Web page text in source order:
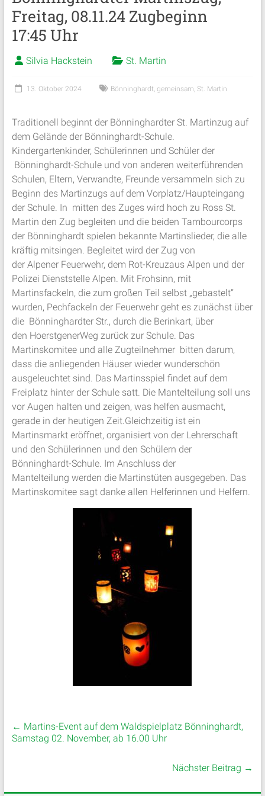
Freitag, 08.11.24 Zugbeginn
17:45 Uhr
Silvia Hackstein St. Martin
13. Oktober 2024 Bönninghardt, gemeinsam, St. Martin
Traditionell beginnt der Bönninghardter St. Martinzug auf
dem Gelände der Bönninghardt-Schule.
Kindergartenkinder, Schülerinnen und Schüler der
Bönninghardt-Schule und von anderen weiterführenden
Schulen, Eltern, Verwandte, Freunde versammeln sich zu
Beginn des Martinzugs auf dem Vorplatz/Haupteingang
der Schule. In mitten des Zuges wird hoch zu Ross St.
Martin den Zug begleiten und die beiden Tambourcorps
der Bönninghardt spielen bekannte Martinslieder, die alle
kräftig mitsingen. Begleitet wird der Zug von
der Alpener Feuerwehr, dem Rot-Kreuzaus Alpen und der
Polizei Dienststelle Alpen. Mit Frohsinn, mit
Martinsfackeln, die zum großen Teil selbst „gebastelt“
wurden, Pechfackeln der Feuerwehr geht es zunächst über
die Bönninghardter Str., durch die Berinkart, über
den HoerstgenerWeg zurück zur Schule. Das
Martinskomitee und alle Zugteilnehmer bitten darum,
dass die anliegenden Häuser wieder wunderschön
ausgeleuchtet sind. Das Martinsspiel findet auf dem
Freiplatz hinter der Schule satt. Die Mantelteilung soll uns
vor Augen halten und zeigen, was helfen ausmacht,
gerade in der heutigen Zeit.Gleichzeitig ist ein
Martinsmarkt eröffnet, organisiert von der Lehrerschaft
und den Schülerinnen und den Schülern der
Bönninghardt-Schule. Im Anschluss der
Mantelteilung werden die Martinstüten ausgegeben. Das
Martinskomitee sagt danke allen Helferinnen und Helfern.
← Martins-Event auf dem Waldspielplatz Bönninghardt,
Samstag 02. November, ab 16.00 Uhr
Nächster Beitrag →